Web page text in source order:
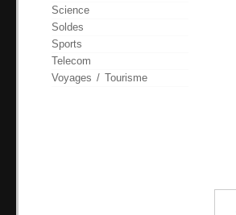
Science
Soldes
Sports
Telecom
Voyages / Tourisme